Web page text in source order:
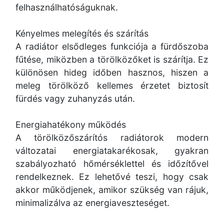
felhasználhatóságuknak.
Kényelmes melegítés és szárítás
A radiátor elsődleges funkciója a fürdőszoba
fűtése, miközben a törölközőket is szárítja. Ez
különösen hideg időben hasznos, hiszen a
meleg törölköző kellemes érzetet biztosít
fürdés vagy zuhanyzás után.
Energiahatékony működés
A törölközőszárítós radiátorok modern
változatai energiatakarékosak, gyakran
szabályozható hőmérséklettel és időzítővel
rendelkeznek. Ez lehetővé teszi, hogy csak
akkor működjenek, amikor szükség van rájuk,
minimalizálva az energiaveszteséget.